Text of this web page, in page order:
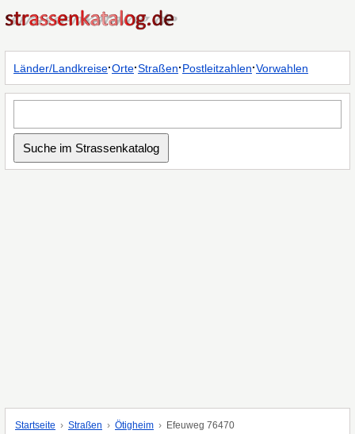
Länder/Landkreise·Orte·Straßen·Postleitzahlen·Vorwahlen
Startseite Straßen Ötigheim Efeuweg 76470